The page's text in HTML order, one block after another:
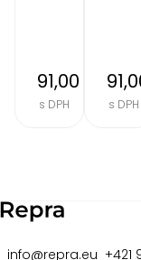
91,00 €
s DPH s DPH
info@repra.eu +421